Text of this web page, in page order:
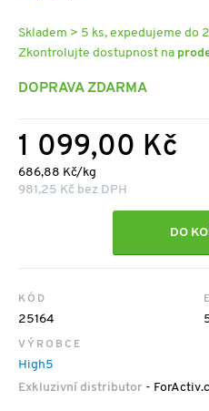
Skladem > 5 ks, expedujeme do
Zkontrolujte dostupnost na
DOPRAVA ZDARMA
1 099,00 Kč
686,88 Kč/kg
981,25 Kč bez DPH
DO
KÓD
25164
VÝROBCE
High5
Exkluzivní distributor -